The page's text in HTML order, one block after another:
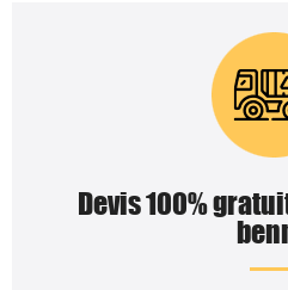
Devis 100%